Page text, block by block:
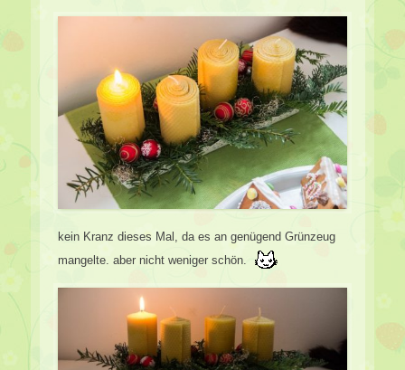
kein Kranz dieses Mal, da es an genügend Grünzeug
mangelte. aber nicht weniger schön.